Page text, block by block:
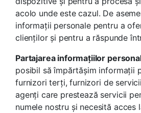
acolo unde este cazul. De
informații personale pentru a
clienților și pentru a răspunde
Partajarea informațiilor
posibil să împărtășim informații
furnizori terți, furnizori de
agenți care prestează servicii
numele nostru și necesită acces